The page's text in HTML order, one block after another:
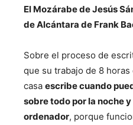
El Mozárabe de Jesús
de Alcántara de Frank
Sobre el proceso de
que su trabajo de 8
casa escribe cuando
sobre todo por la noche
ordenador, porque